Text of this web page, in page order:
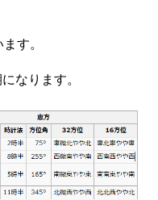
す。
なります。